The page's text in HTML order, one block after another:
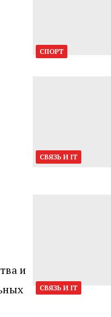
и
СПОРТ
СВЯЗЬ И IT
СВЯЗЬ И IT